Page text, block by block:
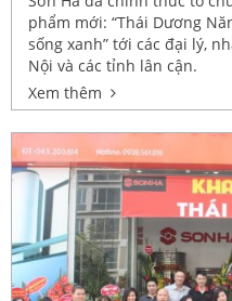
phẩm mới: “Thái Dương
sống xanh” tới các đại lý,
Nội và các tỉnh lân cận.
Xem thêm